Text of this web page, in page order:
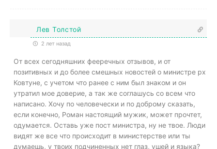
Лев Толстой
2 лет назад
От всех сегодняшних фееречных отзывов, и от
позитивных и до более смешных новостей о министре рх
Ковтуне, с учетом что ранее с ним был знаком и он
утратил мое доверие, а так же соглашусь со всем что
написано. Хочу по человечески и по доброму сказать,
если конечно, Роман настоящий мужик, может прочтет,
одумается. Оставь уже пост министра, ну не твое. Люди
видят же все что происходит в министерстве или ты
думаешь, у твоих подчиненных нет глаз, ушей и языка?